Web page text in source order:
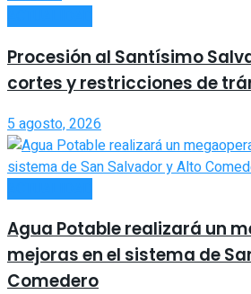
Procesión al Santísimo
cortes y restricciones de
5 agosto, 2026
Agua Potable realizará un
mejoras en el sistema de
Comedero